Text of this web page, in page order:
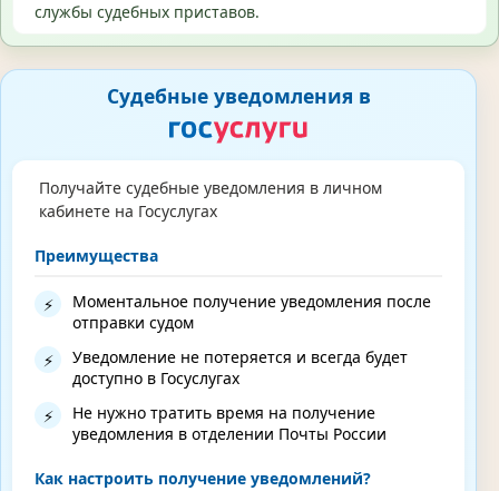
службы судебных приставов.
Судебные уведомления в
Получайте судебные уведомления в личном
кабинете на Госуслугах
Преимущества
⚡
Моментальное получение уведомления после
отправки судом
⚡
Уведомление не потеряется и всегда будет
доступно в Госуслугах
⚡
Не нужно тратить время на получение
уведомления в отделении Почты России
Как настроить получение уведомлений?